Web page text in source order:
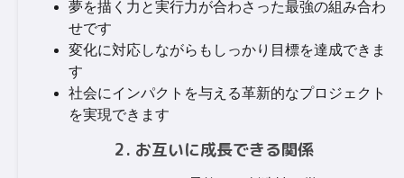
夢を描く力と実行力が合わさった最強の組み合わ
せです
変化に対応しながらもしっかり目標を達成できま
す
社会にインパクトを与える革新的なプロジェクト
を実現できます
2. お互いに成長できる関係